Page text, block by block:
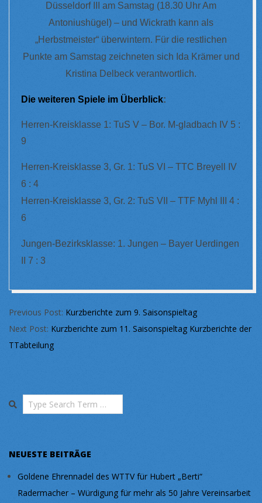
Düsseldorf III am Samstag (18.30 Uhr Am
Antoniushügel) – und Wickrath kann als
„Herbstmeister“ überwintern. Für die restlichen
Punkte am Samstag zeichneten sich Ida Krämer und
Kristina Delbeck verantwortlich.
Die weiteren Spiele im Überblick:
Herren-Kreisklasse 1: TuS V – Bor. M-gladbach IV 5 :
9
Herren-Kreisklasse 3, Gr. 1: TuS VI – TTC Breyell IV
6 : 4
Herren-Kreisklasse 3, Gr. 2: TuS VII – TTF Myhl III 4 :
6
Jungen-Bezirksklasse: 1. Jungen – Bayer Uerdingen
II 7 : 3
11-
30
Previous Post: Kurzberichte zum 9. Saisonspieltag
Next Post: Kurzberichte zum 11. Saisonspieltag Kurzberichte der
TTabteilung
Search
NEUESTE BEITRÄGE
Goldene Ehrennadel des WTTV für Hubert „Berti“
Radermacher – Würdigung für mehr als 50 Jahre Vereinsarbeit